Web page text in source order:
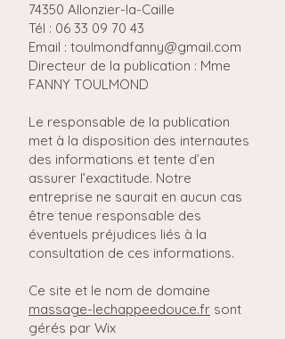
74350 Allonzier-la-Caille
Tél : 06 33 09 70 43
Email : toulmondfanny@gmail.com
Directeur de la publication : Mme
FANNY TOULMOND
Le responsable de la publication
met à la disposition des internautes
des informations et tente d’en
assurer l’exactitude. Notre
entreprise ne saurait en aucun cas
être tenue responsable des
éventuels préjudices liés à la
consultation de ces informations.
Ce site et le nom de domaine
massage-lechappeedouce.fr sont
gérés par Wix